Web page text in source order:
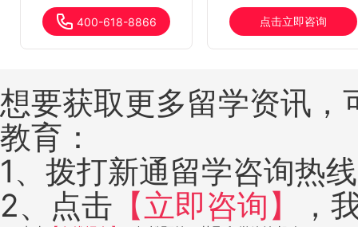
400-618-8866 点击立即咨询
想要获取更多留学资讯
教育：
1、拨打新通留学咨询热
2、点击 【立即咨询】 ，